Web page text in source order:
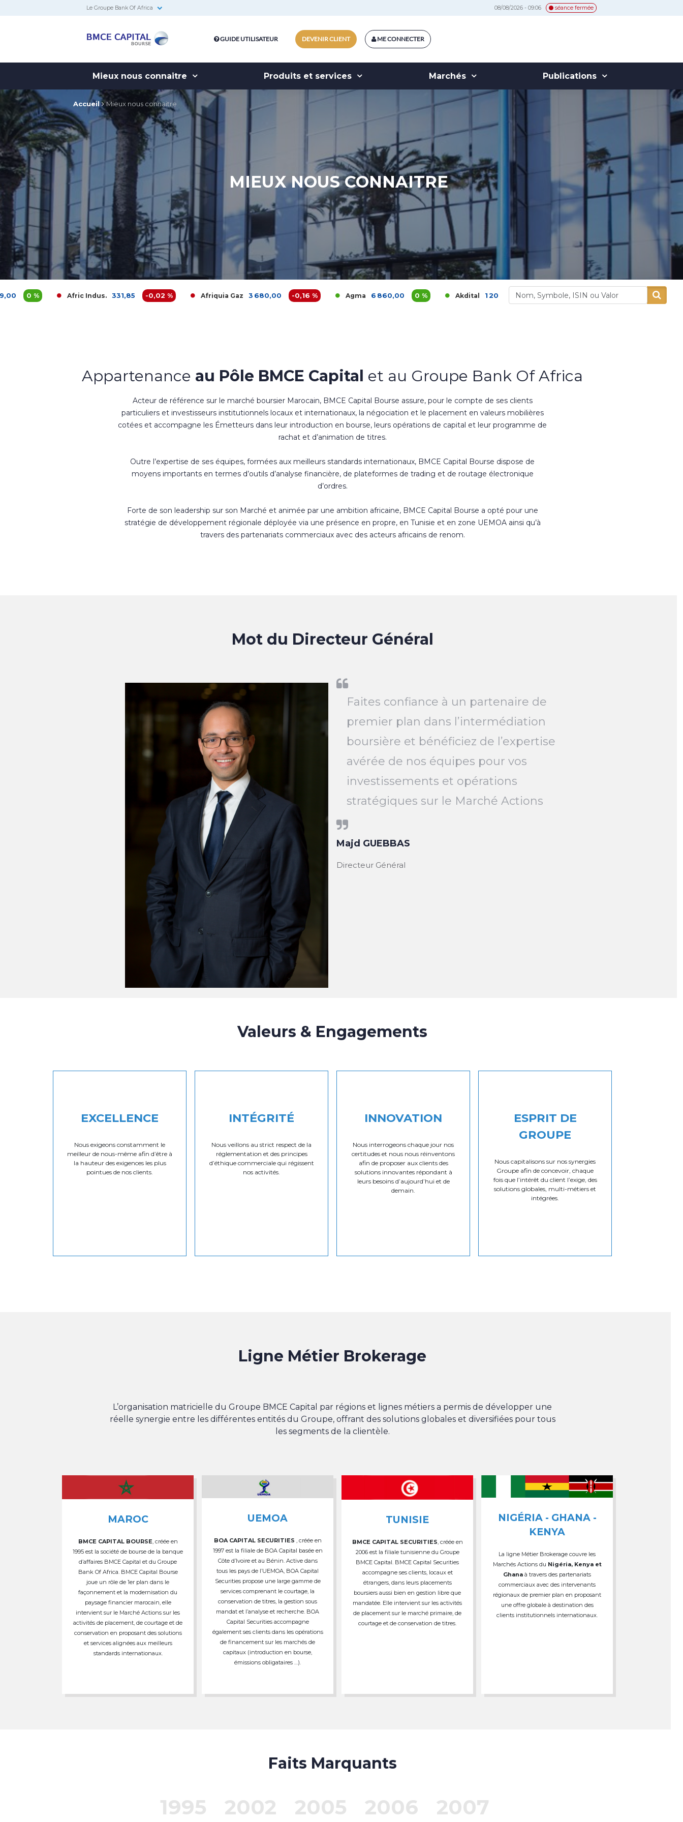
Le Groupe Bank Of Africa 08/08/2026 - 09:06 séance fermée
Bourse
ME CONNECTER
DEVENIR CLIENT
GUIDE UTILISATEUR
Mieux nous connaitre Produits et services Marchés Publications
Accueil Mieux nous connaitre
MIEUX NOUS CONNAITRE
Afric Indus. 331,85 -0,02 % Afriquia Gaz 3 680,00 -0,16 % Agma 6 860,00 0 % Akdital 1 200,00 3,9 % Alliances 400,00 5,26 %
Appartenance au Pôle BMCE Capital et au Groupe Bank Of Africa
Acteur de référence sur le marché boursier Marocain, BMCE Capital Bourse assure, pour le compte de ses clients
particuliers et investisseurs institutionnels locaux et internationaux, la négociation et le placement en valeurs mobilières
cotées et accompagne les Émetteurs dans leur introduction en bourse, leurs opérations de capital et leur programme de
rachat et d’animation de titres.
Outre l’expertise de ses équipes, formées aux meilleurs standards internationaux, BMCE Capital Bourse dispose de
moyens importants en termes d’outils d’analyse financière, de plateformes de trading et de routage électronique
d’ordres.
Forte de son leadership sur son Marché et animée par une ambition africaine, BMCE Capital Bourse a opté pour une
stratégie de développement régionale déployée via une présence en propre, en Tunisie et en zone UEMOA ainsi qu’à
travers des partenariats commerciaux avec des acteurs africains de renom.
Mot du Directeur Général
Faites confiance à un partenaire de
premier plan dans l’intermédiation
boursière et bénéficiez de l’expertise
avérée de nos équipes pour vos
investissements et opérations
stratégiques sur le Marché Actions
Majd GUEBBAS
Directeur Général
Valeurs & Engagements
EXCELLENCE
Nous exigeons constamment le
meilleur de nous-même afin d’être à
la hauteur des exigences les plus
pointues de nos clients.
INTÉGRITÉ
Nous veillons au strict respect de la
réglementation et des principes
d’éthique commerciale qui régissent
nos activités.
INNOVATION
Nous interrogeons chaque jour nos
certitudes et nous nous réinventons
afin de proposer aux clients des
solutions innovantes répondant à
leurs besoins d’aujourd’hui et de
demain.
ESPRIT DE
GROUPE
Nous capitalisons sur nos synergies
Groupe afin de concevoir, chaque
fois que l’intérêt du client l’exige, des
solutions globales, multi-métiers et
intégrées.
Ligne Métier Brokerage
L’organisation matricielle du Groupe BMCE Capital par régions et lignes métiers a permis de développer une
réelle synergie entre les différentes entités du Groupe, offrant des solutions globales et diversifiées pour tous
les segments de la clientèle.
MAROC
BMCE CAPITAL BOURSE , créée en
1995 est la société de bourse de la banque
d’affaires BMCE Capital et du Groupe
Bank Of Africa. BMCE Capital Bourse
joue un rôle de 1er plan dans le
façonnement et la modernisation du
paysage financier marocain, elle
intervient sur le Marché Actions sur les
activités de placement, de courtage et de
conservation en proposant des solutions
et services alignées aux meilleurs
standards internationaux.
UEMOA
BOA CAPITAL SECURITIES , créée en
1997 est la filiale de BOA Capital basée en
Côte d’Ivoire et au Bénin. Active dans
tous les pays de l’UEMOA, BOA Capital
Securities propose une large gamme de
services comprenant le courtage, la
conservation de titres, la gestion sous
mandat et l’analyse et recherche. BOA
Capital Securities accompagne
également ses clients dans les opérations
de financement sur les marchés de
capitaux (introduction en bourse,
émissions obligataires …).
TUNISIE
BMCE CAPITAL SECURITIES , créée en
2006 est la filiale tunisienne du Groupe
BMCE Capital. BMCE Capital Securities
accompagne ses clients, locaux et
étrangers, dans leurs placements
boursiers aussi bien en gestion libre que
mandatée. Elle intervient sur les activités
de placement sur le marché primaire, de
courtage et de conservation de titres.
NIGÉRIA - GHANA -
KENYA
La ligne Métier Brokerage couvre les
Marchés Actions du Nigéria, Kenya et
Ghana à travers des partenariats
commerciaux avec des intervenants
régionaux de premier plan en proposant
une offre globale à destination des
clients institutionnels internationaux.
Faits Marquants
1995 2002 2005 2006 2007